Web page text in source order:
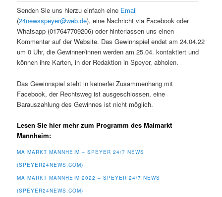
Senden Sie uns hierzu einfach eine Email
(24newsspeyer@web.de), eine Nachricht via Facebook oder
Whatsapp (017647709206) oder hinterlassen uns einen
Kommentar auf der Website. Das Gewinnspiel endet am 24.04.22
um 0 Uhr, die Gewinner/innen werden am 25.04. kontaktiert und
können ihre Karten, in der Redaktion in Speyer, abholen.
Das Gewinnspiel steht in keinerlei Zusammenhang mit
Facebook, der Rechtsweg ist ausgeschlossen, eine
Barauszahlung des Gewinnes ist nicht möglich.
Lesen Sie hier mehr zum Programm des Maimarkt
Mannheim:
MAIMARKT MANNHEIM – SPEYER 24/7 NEWS
(SPEYER24NEWS.COM)
MAIMARKT MANNHEIM 2022 – SPEYER 24/7 NEWS
(SPEYER24NEWS.COM)